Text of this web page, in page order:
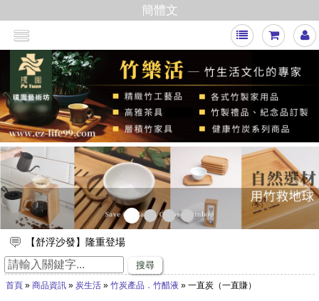
簡體文
>
【舒浮沙發】隆重登場
想要一直賺嗎？快來璞園選購100cm的一直炭，讓您一直一直賺
哦！
搜尋
首頁» 商品資訊» 炭生活» 竹炭產品．竹醋液 » 一直炭（一直賺）